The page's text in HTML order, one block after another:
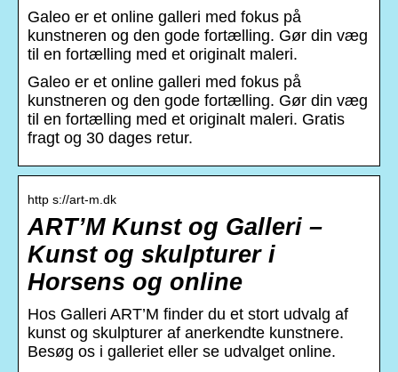
Galeo er et online galleri med fokus på
kunstneren og den gode fortælling. Gør din væg
til en fortælling med et originalt maleri.
Galeo er et online galleri med fokus på
kunstneren og den gode fortælling. Gør din væg
til en fortælling med et originalt maleri. Gratis
fragt og 30 dages retur.
http s://art-m.dk
ART’M Kunst og Galleri –
Kunst og skulpturer i
Horsens og online
Hos Galleri ART’M finder du et stort udvalg af
kunst og skulpturer af anerkendte kunstnere.
Besøg os i galleriet eller se udvalget online.